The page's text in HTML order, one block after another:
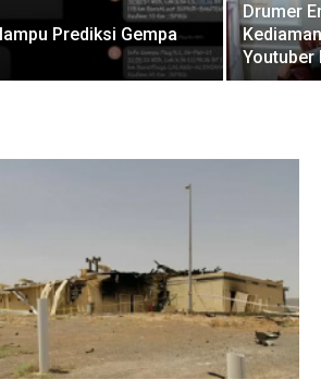
Prediksi Gempa
Drumer
Youtuber